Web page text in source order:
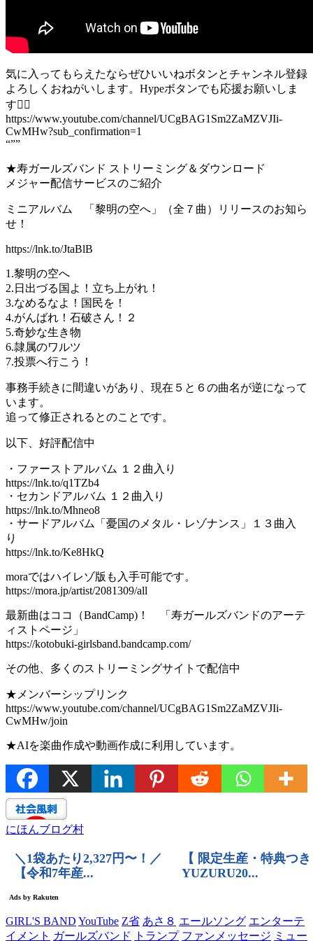
気に入ってもらえたならぜひいいねボタンとチャンネル登録
よろしくおねがいします。Hypeボタンでも応援お願いしま
す🙇‍♀️
https://www.youtube.com/channel/UCgBAG1Sm2ZaMZVJIi-
CwMHw?sub_confirmation=1
“””
★寿ガールズバンド ストリーミング＆ダウンロード
メジャー配信サービスのご紹介
ミニアルバム 「黎明の空へ」（全７曲）リリースのお知ら
せ！
https://lnk.to/JtaBlB
1.黎明の空へ
2.日出づる国よ！立ち上がれ！
3.なめるなよ！国民を！
4.がんばれ！石破さん！２
5.奇妙な生き物
6.隷属のワルツ
7.投票へ行こう！
事務手続きに間違いがあり、現在５と６の曲名が逆になって
います。
追って修正されるとのことです。
以下、好評配信中
・ファーストアルバム １２曲入り
https://lnk.to/q1TZb4
・セカンドアルバム １２曲入り
https://lnk.to/Mhneo8
・サードアルバム「憂国のメタル・レゾナンス」１３曲入
り
https://lnk.to/Ke8HkQ
moraではハイレゾ版も入手可能です。
https://mora.jp/artist/2081309/all
最新曲はココ（BandCamp)！ 「寿ガールズバンドのアーテ
ィストページ」
https://kotobuki-girlsband.bandcamp.com/
その他、多くのストリーミングサイトで配信中
★メンバーシップリンク
https://www.youtube.com/channel/UCgBAG1Sm2ZaMZVJIi-
CwMHw/join
★AIを楽曲作成や動画作成に利用しています。
にほんブログ村
GIRL'S BAND YouTube Z省 あさ８ エールソング エンターテ
イメント ガールズバンド トランプ ファンメッセージ ミュー